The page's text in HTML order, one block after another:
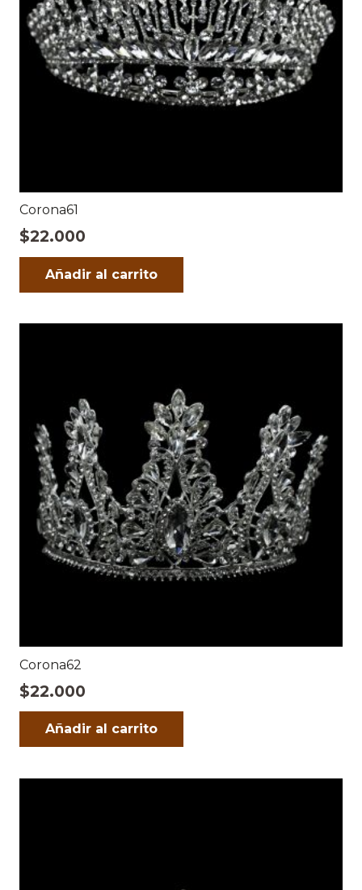
Corona61
$22.000
Añadir al carrito
Corona62
$22.000
Añadir al carrito